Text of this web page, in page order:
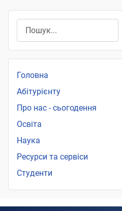
Головна
Абітурієнту
Про нас - сьогодення
Освіта
Наука
Ресурси та сервіси
Студенти